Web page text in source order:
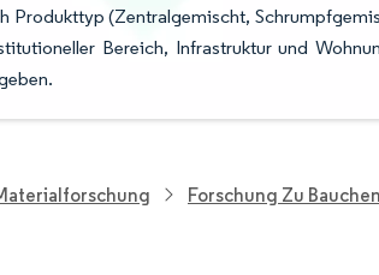
Produkttyp (Zentralgemischt,
Bereich, Infrastruktur und
Forschung Zu